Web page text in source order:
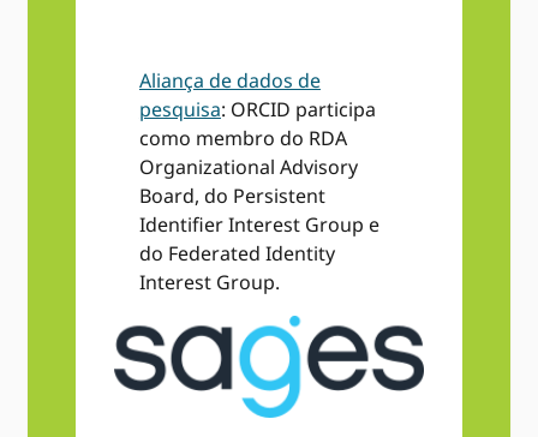
Aliança de dados de
pesquisa: ORCID participa
como membro do RDA
Organizational Advisory
Board, do Persistent
Identifier Interest Group e
do Federated Identity
Interest Group.